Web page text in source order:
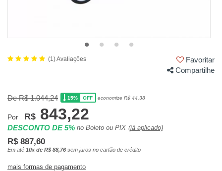
(1) Avaliações
Favoritar
Compartilhe
De R$ 1.044,24 15% OFF economize R$ 44,38
Por R$ 843,22
DESCONTO DE 5% no Boleto ou PIX (já aplicado)
R$ 887,60
Em até 10x de R$ 88,76 sem juros no cartão de crédito
mais formas de pagamento